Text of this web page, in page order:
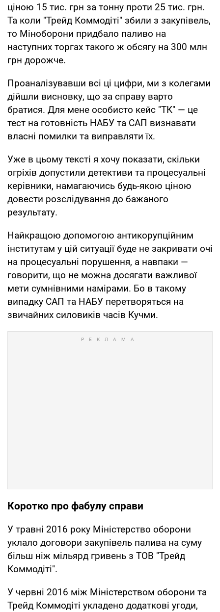
ціною 15 тис. грн за тонну проти 25 тис. грн.
Та коли "Трейд Коммодіті" збили з закупівель,
то Міноборони придбало паливо на
наступних торгах такого ж обсягу на 300 млн
грн дорожче.
Проаналізувавши всі ці цифри, ми з колегами
дійшли висновку, що за справу варто
братися. Для мене особисто кейс "ТК" — це
тест на готовність НАБУ та САП визнавати
власні помилки та виправляти їх.
Уже в цьому тексті я хочу показати, скільки
огріхів допустили детективи та процесуальні
керівники, намагаючись будь-якою ціною
довести розслідування до бажаного
результату.
Найкращою допомогою антикорупційним
інститутам у цій ситуації буде не закривати очі
на процесуальні порушення, а навпаки —
говорити, що не можна досягати важливої
мети сумнівними намірами. Бо в такому
випадку САП та НАБУ перетворяться на
звичайних силовиків часів Кучми.
Коротко про фабулу справи
У травні 2016 року Міністерство оборони
уклало договори закупівель палива на суму
більш ніж мільярд гривень з ТОВ "Трейд
Коммодіті".
У червні 2016 між Міністерством оборони та
Трейд Коммодіті укладено додаткові угоди,